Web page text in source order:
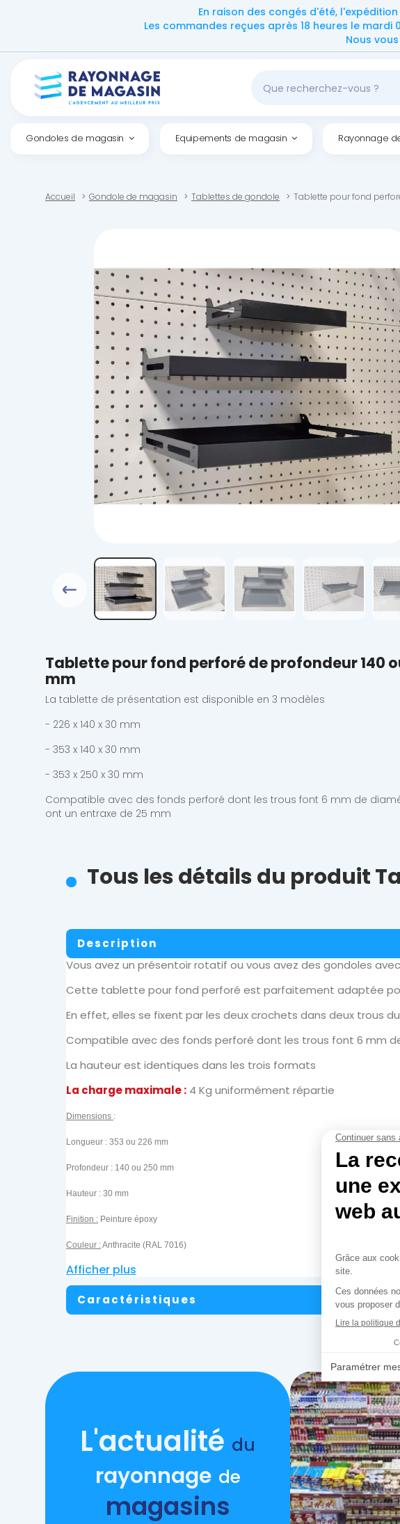
En raison des congés d'été,
Les commandes reçues après 18 heures le
Nous
Gondoles de magasin Equipements de magasin Rayonnage
Accueil Gondole de magasin Tablettes de gondole Tablette pour fond
Tablette pour fond perforé de profondeur 140
mm
La tablette de présentation est disponible en 3 modèles
- 226 x 140 x 30 mm
- 353 x 140 x 30 mm
- 353 x 250 x 30 mm
Compatible avec des fonds perforé dont les trous font 6 mm de
ont un entraxe de 25 mm
Tous les détails du produit
Description
Vous avez un présentoir rotatif ou vous avez des gondoles
Cette tablette pour fond perforé est parfaitement adaptée
En effet, elles se fixent par les deux crochets dans deux trous
Compatible avec des fonds perforé dont les trous font 6 mm
La hauteur est identiques dans les trois formats
La charge maximale : 4 Kg uniformément répartie
Dimensions :
Longueur : 353 ou 226 mm
Profondeur : 140 ou 250 mm
Hauteur : 30 mm
Finition : Peinture époxy
Couleur :Anthracite (RAL 7016)
Afficher plus
Caractéristiques
L'actualité du
rayonnage de
magasins